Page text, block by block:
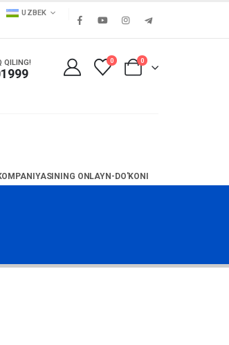
UZBEK
QILING! 0 0
ONLAYN-DO'KONI